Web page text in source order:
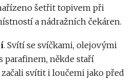
šetřit topivem při
a nádražních čekáren.
. Svítí se svíčkami, olejovými
parafinem, někde staří
svítit i loučemi jako před